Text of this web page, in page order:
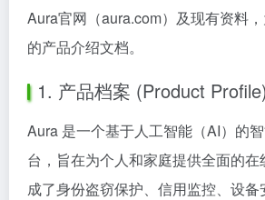
Aura官网（aura.com）及现有资料
的产品介绍文档。
1. 产品档案 (Product Profile)
Aura 是一个基于人工智能（AI）的
台，旨在为个人和家庭提供全面的
成了身份盗窃保护、信用监控、设